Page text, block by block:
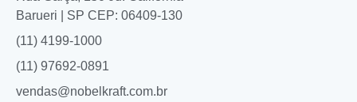
Barueri | SP CEP: 06409-130
(11) 4199-1000
(11) 97692-0891
vendas@nobelkraft.com.br